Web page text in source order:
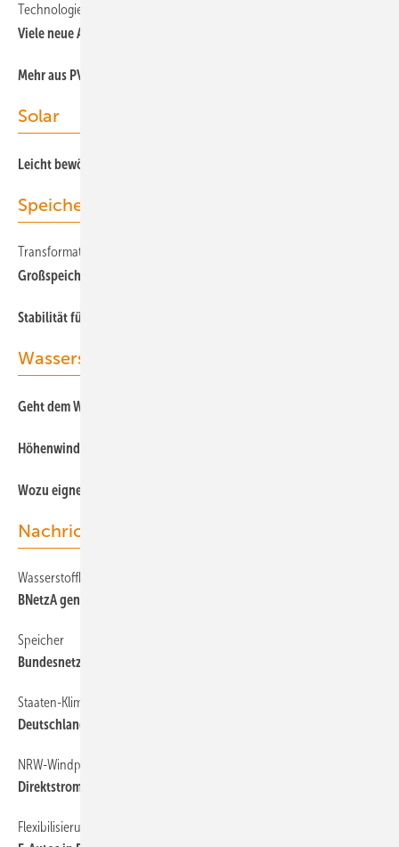
Technologie
Viele neue Aufgaben für Betriebsführer
Mehr aus PV-Anlagen herausholen
Solar
Leicht bewölk t
Speicher
Transformation
Großspeicher machen 2025 Tempo
Stabilität fürs System
Wasserstoff
Geht dem Wasser der Stoff aus?
Höhenwind, Wärme und H
Wozu eignen sich die Wasserstoffderivate?
Nachrichten
Wasserstoffkernnetz
BNetzA genehmigt H
Speicher
Bundesnetzagentur hält an Baukostenzuschüssen fest
Staaten-KlimaRanking
Deutschland zurück auf 16
NRW-Windpark
Direktstrom fürs Walzwerk
Flexibilisierung und E-Mobilität